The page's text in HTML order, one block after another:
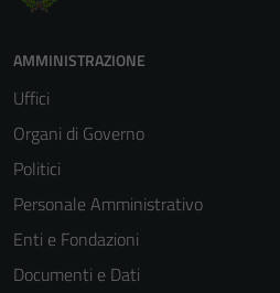
AMMINISTRAZIONE
Uffici
Organi di Governo
Politici
Personale Amministrativo
Enti e Fondazioni
Documenti e Dati